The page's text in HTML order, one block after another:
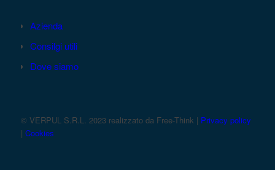
Azienda
Consilgi utili
Dove siamo
© VERPUL S.R.L. 2023 realizzato da Free-Think | Privacy policy
| Cookies